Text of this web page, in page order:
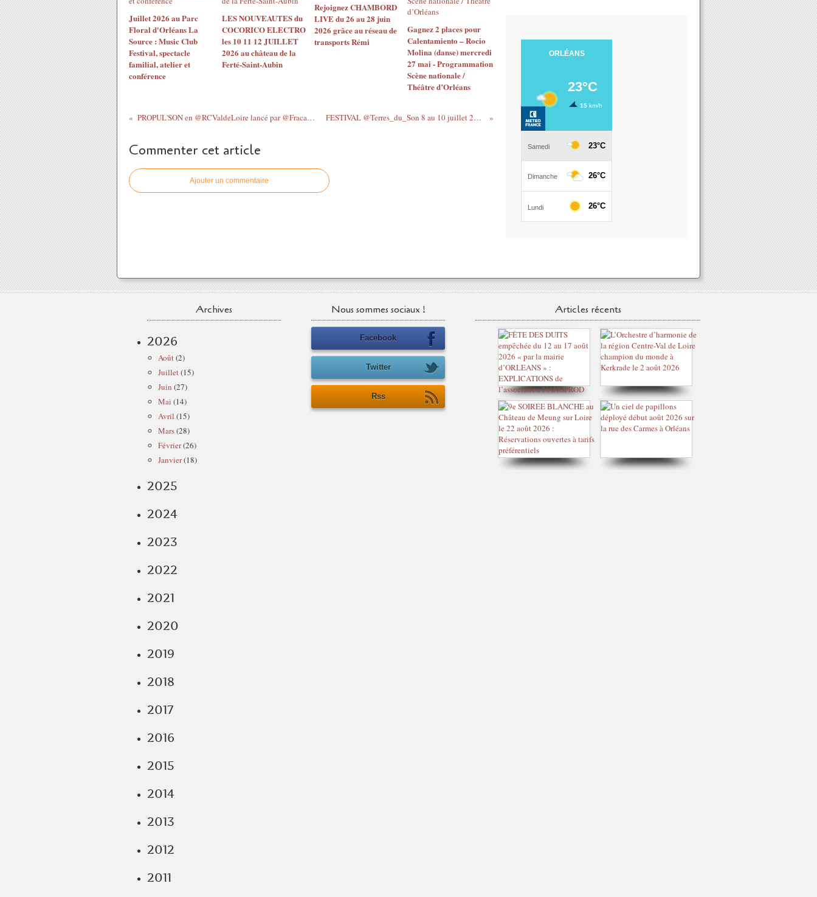
Juillet 2026 au Parc
Floral d'Orléans La
Source : Music Club
Festival, spectacle
familial, atelier et
conférence
LES NOUVEAUTES du
COCORICO ELECTRO
les 10 11 12 JUILLET
2026 au château de la
Ferté-Saint-Aubin
Rejoignez CHAMBORD
LIVE du 26 au 28 juin
2026 grâce au réseau de
transports Rémi
Gagnez 2 places pour
Calentamiento – Rocio
Molina (danse) mercredi
27 mai - Programmation
Scène nationale /
Théâtre d’Orléans
PROPUL'SON en @RCValdeLoire lancé par @FracaMa ... FESTIVAL @Terres_du_Son 8 au 10 juillet 2016...
Commenter cet article
Ajouter un commentaire
Archives
2026
Août(2)
Juillet(15)
Juin (27)
Mai (14)
Avril (15)
Mars(28)
Février(26)
Janvier(18)
2025
2024
2023
2022
2021
2020
2019
2018
2017
2016
2015
2014
2013
2012
2011
Nous sommes sociaux !
Facebook
Twitter
Rss
Articles récents